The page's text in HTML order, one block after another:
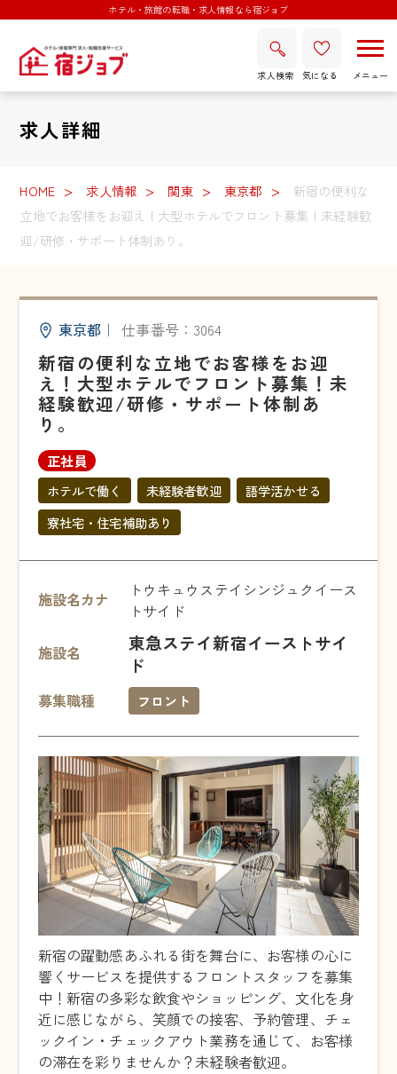
ホテル・旅館の転職・求人情報なら宿ジョブ
求人検索 気になる
求人詳細
HOME 求人情報 関東 東京都
新宿の便利な
立地でお客様をお迎え！大型ホテルでフロント募集！未経験歓
迎/研修・サポート体制あり。
東京都 ｜ 仕事番号：3064
新宿の便利な立地でお客様をお迎
え！大型ホテルでフロント募集！未
経験歓迎/研修・サポート体制あ
り。
正社員
ホテルで働く 未経験者歓迎
語学活かせる
寮社宅・住宅補助あり
施設名カナ
トウキュウステイシンジュクイース
トサイド
施設名
東急ステイ新宿イーストサイ
ド
募集職種 フロント
新宿の躍動感あふれる街を舞台に、お客様の心に
響くサービスを提供するフロントスタッフを募集
中！新宿の多彩な飲食やショッピング、文化を身
近に感じながら、笑顔での接客、予約管理、チェ
ックイン・チェックアウト業務を通じて、お客様
の滞在を彩りませんか？未経験者歓迎。